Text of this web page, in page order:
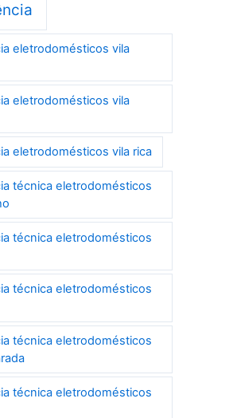
eletrodomésticos vila
eletrodomésticos vila
eletrodomésticos vila rica
técnica eletrodomésticos
técnica eletrodomésticos
técnica eletrodomésticos
técnica eletrodomésticos
técnica eletrodomésticos